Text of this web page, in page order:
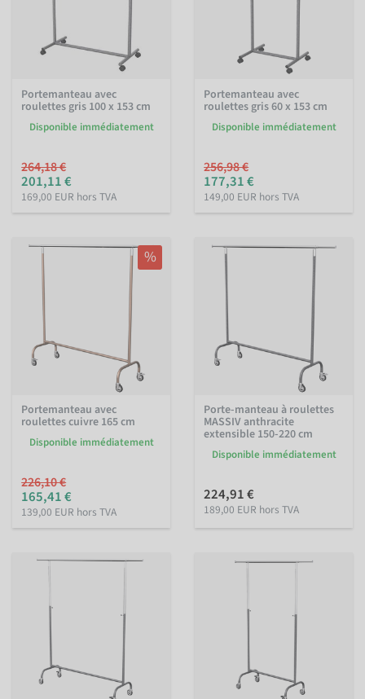
Portemanteau avec
roulettes gris 100 x 153 cm
Disponible immédiatement
264,18 €
201,11 €
169,00 EUR hors TVA
Portemanteau avec
roulettes gris 60 x 153 cm
Disponible immédiatement
256,98 €
177,31 €
149,00 EUR hors TVA
%
Portemanteau avec
roulettes cuivre 165 cm
Disponible immédiatement
226,10 €
165,41 €
139,00 EUR hors TVA
Porte-manteau à roulettes
MASSIV anthracite
extensible 150-220 cm
Disponible immédiatement
224,91 €
189,00 EUR hors TVA